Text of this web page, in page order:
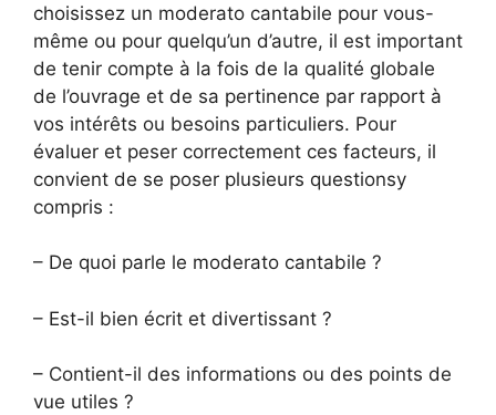
choisissez un moderato cantabile pour vous-
même ou pour quelqu’un d’autre, il est important
de tenir compte à la fois de la qualité globale
de l’ouvrage et de sa pertinence par rapport à
vos intérêts ou besoins particuliers. Pour
évaluer et peser correctement ces facteurs, il
convient de se poser plusieurs questionsy
compris :
– De quoi parle le moderato cantabile ?
– Est-il bien écrit et divertissant ?
– Contient-il des informations ou des points de
vue utiles ?